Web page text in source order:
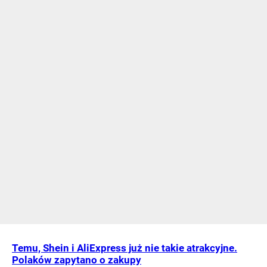
Temu, Shein i AliExpress już nie takie atrakcyjne.
Polaków zapytano o zakupy